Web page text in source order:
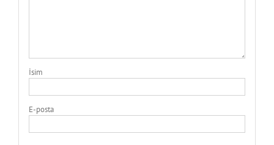
İsim
E-posta